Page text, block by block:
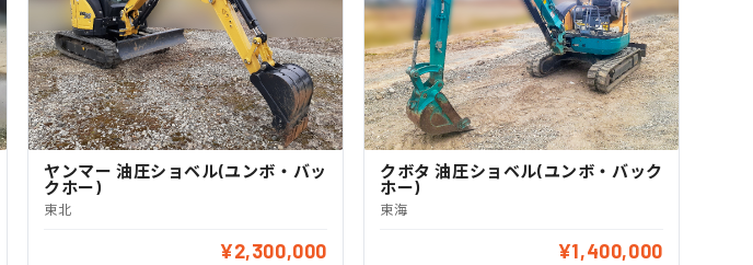
ヤンマー 油圧ショベル(ユンボ・バッ
クホー)
東北
¥2,300,000
クボタ 油圧ショベル(ユンボ・バック
ホー)
東海
¥1,400,000